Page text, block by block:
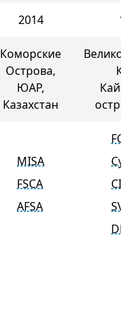
2014
Коморские
Острова,
ЮАР,
Казахстан
MISA
FSCA
AFSA
FCA